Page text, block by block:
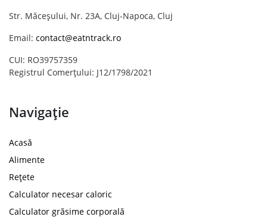
Str. Măceșului, Nr. 23A, Cluj-Napoca, Cluj
Email: contact@eatntrack.ro
CUI: RO39757359
Registrul Comerțului: J12/1798/2021
Navigație
Acasă
Alimente
Rețete
Calculator necesar caloric
Calculator grăsime corporală